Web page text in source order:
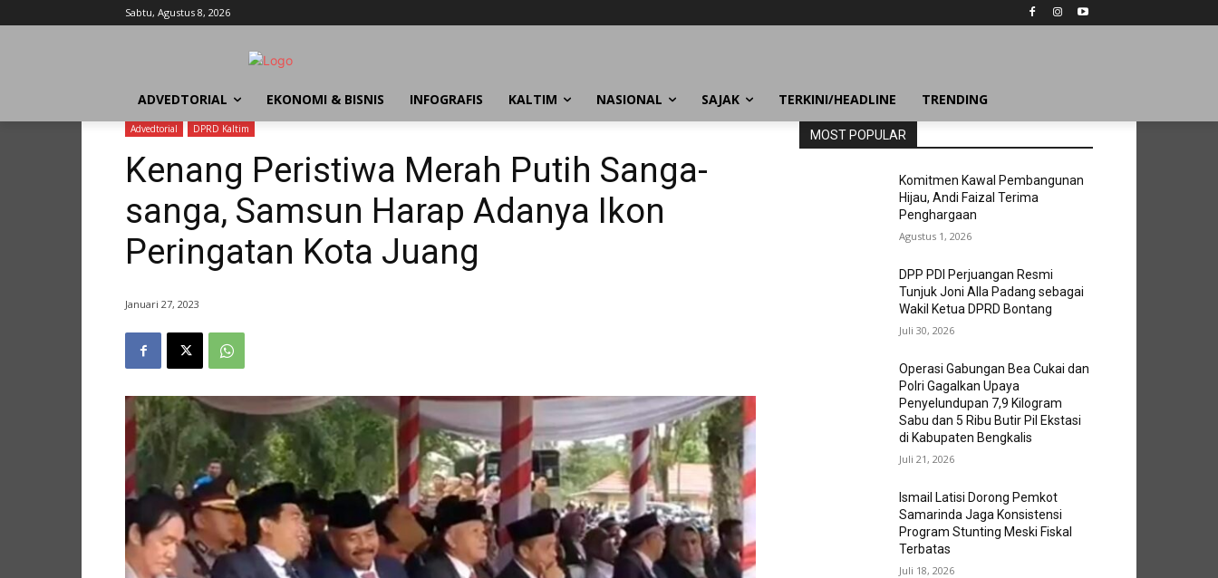
Sabtu, Agustus 8, 2026
ADVEDTORIAL EKONOMI & BISNIS INFOGRAFIS KALTIM NASIONAL SAJAK TERKINI/HEADLINE TRENDING
Advedtorial DPRD Kaltim
Kenang Peristiwa Merah Putih Sanga-
sanga, Samsun Harap Adanya Ikon
Peringatan Kota Juang
Januari 27, 2023
MOST POPULAR
Komitmen Kawal Pembangunan
Hijau, Andi Faizal Terima
Penghargaan
Agustus 1, 2026
DPP PDI Perjuangan Resmi
Tunjuk Joni Alla Padang sebagai
Wakil Ketua DPRD Bontang
Juli 30, 2026
Operasi Gabungan Bea Cukai dan
Polri Gagalkan Upaya
Penyelundupan 7,9 Kilogram
Sabu dan 5 Ribu Butir Pil Ekstasi
di Kabupaten Bengkalis
Juli 21, 2026
Ismail Latisi Dorong Pemkot
Samarinda Jaga Konsistensi
Program Stunting Meski Fiskal
Terbatas
Juli 18, 2026